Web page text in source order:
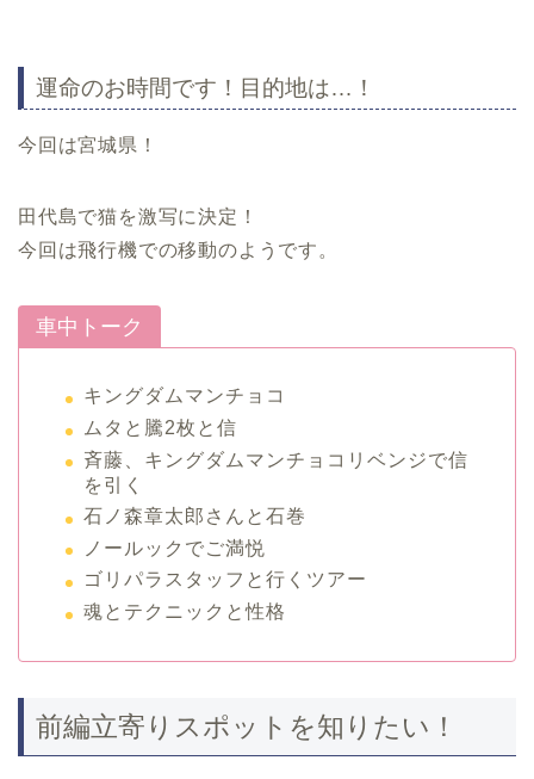
運命のお時間です！目的地は…！
今回は宮城県！
田代島で猫を激写に決定！
今回は飛行機での移動のようです。
車中トーク
キングダムマンチョコ
ムタと騰2枚と信
斉藤、キングダムマンチョコリベンジで信
を引く
石ノ森章太郎さんと石巻
ノールックでご満悦
ゴリパラスタッフと行くツアー
魂とテクニックと性格
前編立寄りスポットを知りたい！